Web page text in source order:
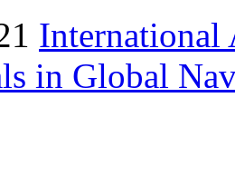
International
in Global